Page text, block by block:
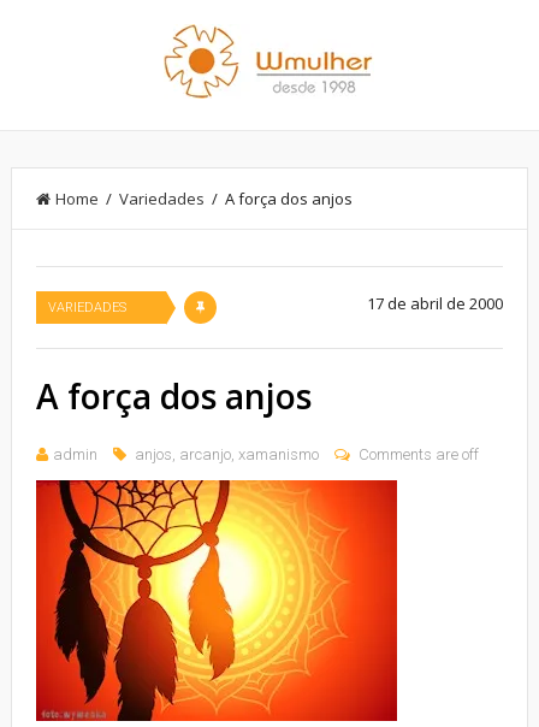
Home / Variedades / A força dos anjos
VARIEDADES 17 de abril de 2000
A força dos anjos
admin anjos, arcanjo, xamanismo Comments are off